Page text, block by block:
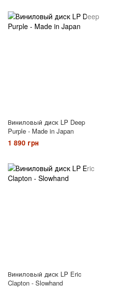
Виниловый диск LP Deep
Purple - Made in Japan
1 890 грн
Виниловый диск LP Eric
Clapton - Slowhand